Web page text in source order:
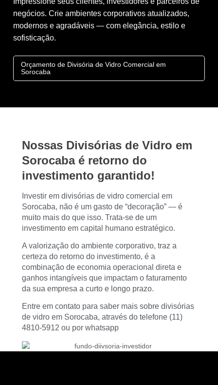
negócios. Crie ambientes corporativos atualizados,
modernos e agradáveis — com elegância, estilo e
sofisticação.
Orçamento de Divisória de Vidro Comercial em
Sorocaba
Nossas Divisórias de Vidro em
Sorocaba é retorno do
investimento garantido!
Investir em divisórias de vidro comercial em
Sorocaba, não é um gasto de “decoração” — é
muito mais do que isso. Trata-se de um
investimento em capital humano estratégico.
A valorização do ambiente corporativo, traz a
certeza do retorno do investimento, é a
combinação de economia operacional direta e
ganhos intangíveis que impactam o faturamento
da sua empresa a curto e longo prazo.
Entre em contato para saber mais sobre divisórias
de vidro em Sorocaba, através do telefone (11)
4810-5912 ou por whatsapp